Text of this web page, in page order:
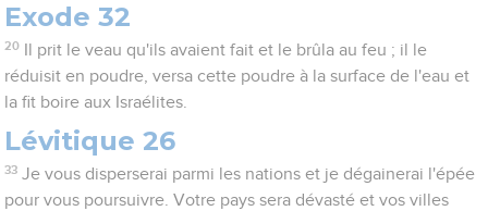
Exode 32
20
Il prit le veau qu'ils avaient fait et le brûla au feu ; il le
réduisit en poudre, versa cette poudre à la surface de l'eau et
la fit boire aux Israélites.
Lévitique 26
33 Je vous disperserai parmi les nations et je dégainerai l'épée
pour vous poursuivre. Votre pays sera dévasté et vos villes